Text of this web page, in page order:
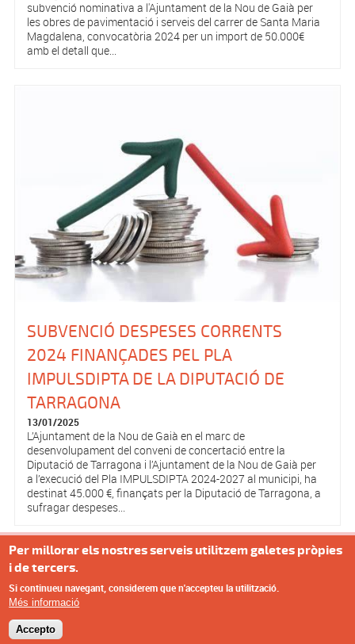
subvenció nominativa a l'Ajuntament de la Nou de Gaià per
les obres de pavimentació i serveis del carrer de Santa Maria
Magdalena, convocatòria 2024 per un import de 50.000€
amb el detall que...
SUBVENCIÓ DESPESES CORRENTS
2024 FINANÇADES PEL PLA
IMPULSDIPTA DE LA DIPUTACIÓ DE
TARRAGONA
13/01/2025
L’Ajuntament de la Nou de Gaià en el marc de
desenvolupament del conveni de concertació entre la
Diputació de Tarragona i l’Ajuntament de la Nou de Gaià per
a l’execució del Pla IMPULSDIPTA 2024-2027 al municipi, ha
destinat 45.000 €, finançats per la Diputació de Tarragona, a
sufragar despeses...
Pàgines
« primer ‹ anterior 1 2 3 4 5 6 7 8 9 …
Per millorar els nostres serveis utilitzem galetes pròpies
i de tercers.
Si continueu navegant, considerem que n'accepteu la utilització.
Més informació
Accepto